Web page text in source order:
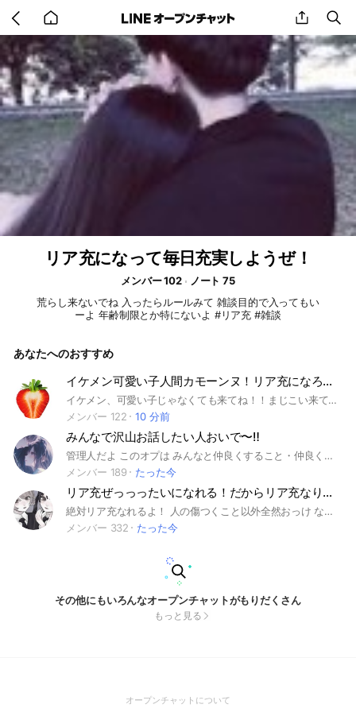
back
to
home
share
リア充になって毎日充実しようぜ！
メンバー 102
ノート 75
荒らし来ないでね 入ったらルールみて 雑談目的で入ってもい
ーよ 年齢制限とか特にないよ #リア充 #雑談
あなたへのおすすめ
イケメン可愛い子人間カモーンヌ！リア充になろうな🖕
イケメン、可愛い子じゃなくても来てね！！まじこい来て損しない即抜け無理
メンバー 122
10 分前
みんなで沢山お話したい人おいで〜‼️
管理人だよ このオプは みんなと仲良くすること・仲良くなろうとすること が絶対条件❕ 喧嘩腰だったり、みんなと仲良くする気がない人は、周りから嫌われたり副官判断で蹴られる場合があります😿 ⚠️ 界隈民について 界隈民の参加はご遠慮ください。 平和民でも、身内ネタが多すぎると他のメンバーが会話に入りづらくなってしまいます💦 みんなが楽しめるオプにしたいので、ご理解お願いします🙏 💖 大歓迎な人 💖 * 荒野民 * 雑談したい子 * 暇つぶししたい子 * 惚気したい子 みんなで楽しくお話しよう❕🥳✨ 💕彼氏・彼女の惚気大歓迎❕ 恋人がいる子もいない子も気軽においで〜❕ #スプラ#スマブラ#大乱闘#Switch#荒野行動#荒野#雑談#相談#恋愛相談#リア充#非リア#彼氏#彼女#ライト#ライブトーク#暇つぶし#学生#大人#誰でも歓迎
メンバー 189
たった今
リア充ぜっっったいになれる！だからリア充なりたい🥺って子今すぐおいで🫶🏻💕
絶対リア充なれるよ！ 人の傷つくこと以外全然おっけ なりきりさんもリア友作りたいだけの人もおいでーーー🫶🏻💕歌枠とかもするしなるきりの人も全然カモーン！しかも乙女たくさん！
メンバー 332
たった今
その他にもいろんなオープンチャットがもりだくさん
もっと見る
オープンチャットについて